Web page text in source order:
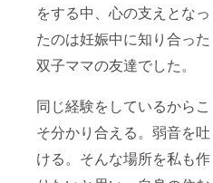
をする中、心の支えとなっ
たのは妊娠中に知り合った
双子ママの友達でした。
同じ経験をしているからこ
そ分かり合える。弱音を吐
ける。そんな場所を私も作